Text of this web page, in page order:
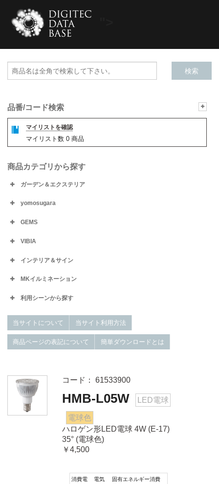
品番/コード検索
マイリストを確認
マイリスト数 0 商品
商品カテゴリから探す
ガーデン＆エクステリア
yomosugara
GEMS
VIBIA
インテリア＆サイン
MKイルミネーション
利用シーンから探す
当サイトについて 当サイト利用方法
商品ページの表記について 簡単ダウンロードとは
コード： 61533900
HMB-L05W LED電球
電球色
ハロゲン形LED電球 4W (E-17)
35° (電球色)
￥4,500
消費電
電気
固有エネルギー消費